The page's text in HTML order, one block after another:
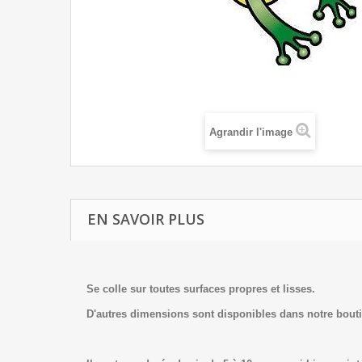
Agrandir l'image
EN SAVOIR PLUS
Se colle sur toutes surfaces propres et lisses.
D'autres dimensions sont disponibles dans notre